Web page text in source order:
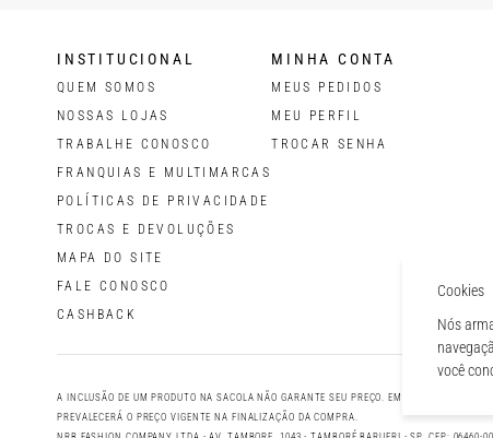
Cookies
Nós
você
INSTITUCIONAL
QUEM SOMOS
NOSSAS LOJAS
TRABALHE CONOSCO
FRANQUIAS E MULTIMARCAS
POLÍTICAS DE PRIVACIDADE
TROCAS E DEVOLUÇÕES
MAPA DO SITE
FALE CONOSCO
CASHBACK
MINHA CONTA
MEUS PEDIDOS
MEU PERFIL
TROCAR SENHA
A INCLUSÃO DE UM PRODUTO NA SACOLA NÃO GARANTE SEU PREÇO. EM CASO DE
PREVALECERÁ O PREÇO VIGENTE NA FINALIZAÇÃO DA COMPRA.